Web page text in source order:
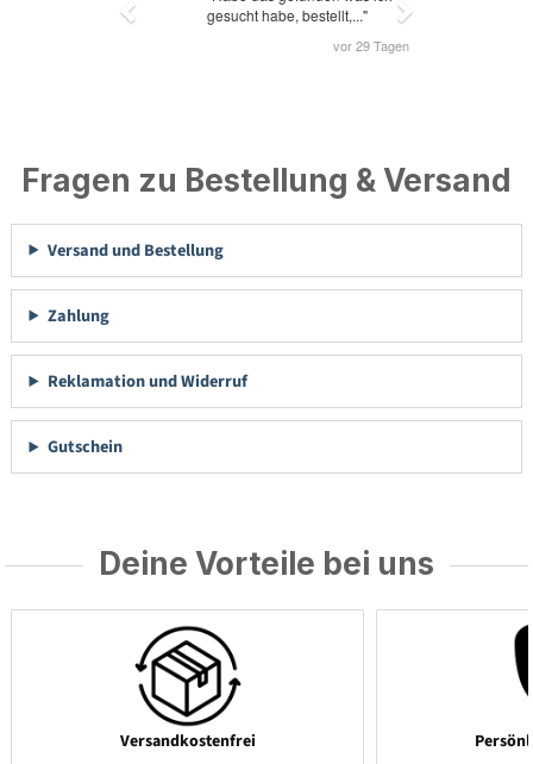
Fragen zu Bestellung & Versand
Versand und Bestellung
Zahlung
Reklamation und Widerruf
Gutschein
Deine Vorteile bei uns
Versandkostenfrei